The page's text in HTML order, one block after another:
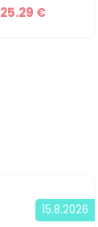
25.29 €
15.8.2026